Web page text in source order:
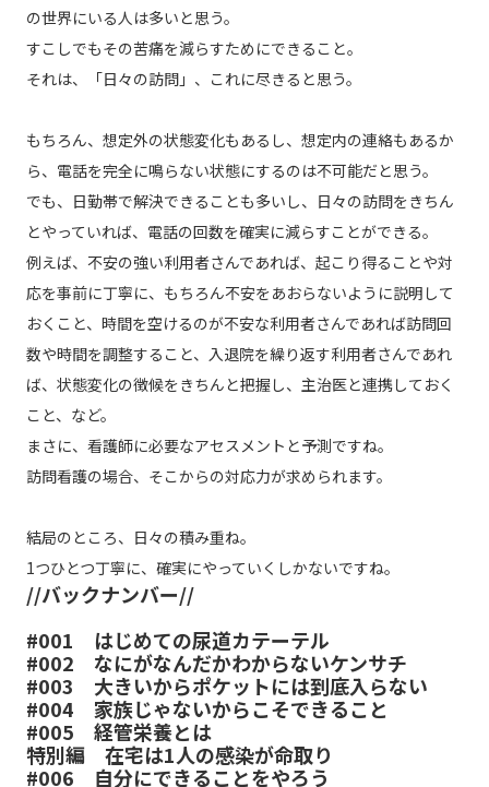
の世界にいる人は多いと思う。
すこしでもその苦痛を減らすためにできること。
それは、「日々の訪問」、これに尽きると思う。
もちろん、想定外の状態変化もあるし、想定内の連絡もあるか
ら、電話を完全に鳴らない状態にするのは不可能だと思う。
でも、日勤帯で解決できることも多いし、日々の訪問をきちん
とやっていれば、電話の回数を確実に減らすことができる。
例えば、不安の強い利用者さんであれば、起こり得ることや対
応を事前に丁寧に、もちろん不安をあおらないように説明して
おくこと、時間を空けるのが不安な利用者さんであれば訪問回
数や時間を調整すること、入退院を繰り返す利用者さんであれ
ば、状態変化の徴候をきちんと把握し、主治医と連携しておく
こと、など。
まさに、看護師に必要なアセスメントと予測ですね。
訪問看護の場合、そこからの対応力が求められます。
結局のところ、日々の積み重ね。
1つひとつ丁寧に、確実にやっていくしかないですね。
//バックナンバー//
#001 はじめての尿道カテーテル
#002 なにがなんだかわからないケンサチ
#003 大きいからポケットには到底入らない
#004 家族じゃないからこそできること
#005 経管栄養とは
特別編 在宅は1人の感染が命取り
#006 自分にできることをやろう